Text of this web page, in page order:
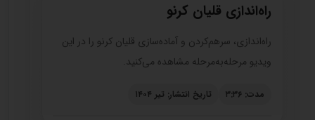
راه‌اندازی قلیان کرنو
راه‌اندازی، سرهم‌کردن و آماده‌سازی قلیان کرنو را در این
ویدیو مرحله‌به‌مرحله مشاهده می‌کنید.
مدت: ۳:۳۶ تاریخ انتشار: تیر ۱۴۰۴